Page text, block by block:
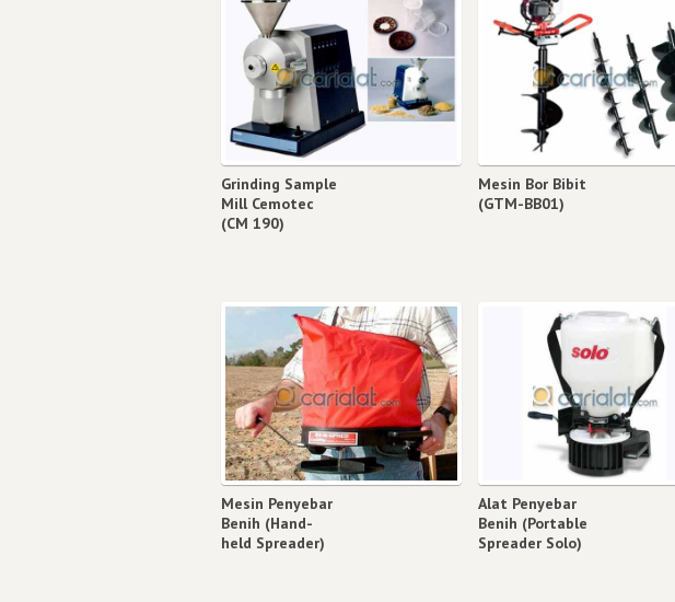
Grinding Sample
Mill Cemotec
(CM 190)
Mesin Bor Bibit
(GTM-BB01)
Mesin Penyebar
Benih (Hand-
held Spreader)
Alat Penyebar
Benih (Portable
Spreader Solo)